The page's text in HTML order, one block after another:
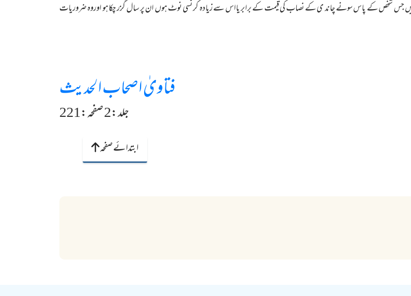
جس شخص کے پاس سونے چاند ی کے نصاب کی قیمت کے برابر یااس سے زیادہ کرنسی نوٹ ہوں ان پر سال گزر چکاہو اوروہ ضروریات
فتاویٰ اصحاب الحدیث
جلد:2 صفحہ:221
ابتدائے صفحہ